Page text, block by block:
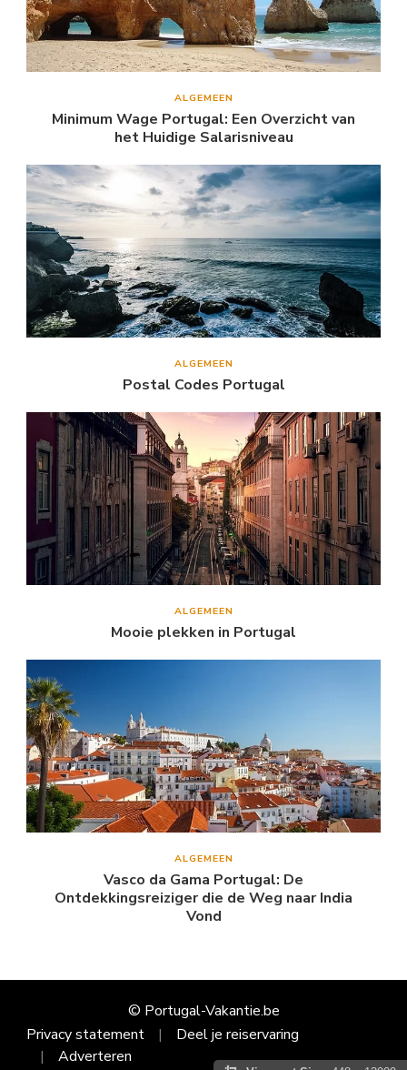
ALGEMEEN
Minimum Wage Portugal: Een Overzicht van
het Huidige Salarisniveau
ALGEMEEN
Postal Codes Portugal
ALGEMEEN
Mooie plekken in Portugal
ALGEMEEN
Vasco da Gama Portugal: De
Ontdekkingsreiziger die de Weg naar India
Vond
© Portugal-Vakantie.be
Privacy statement
Deel je reiservaring
Adverteren